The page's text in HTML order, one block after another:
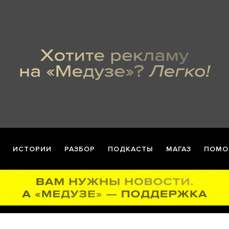
ИСТОРИИ РАЗБОР ПОДКАСТЫ МАГАЗ